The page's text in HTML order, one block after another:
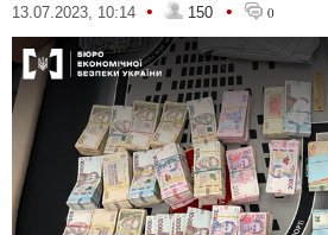
13.07.2023, 10:14 • 150 • 0